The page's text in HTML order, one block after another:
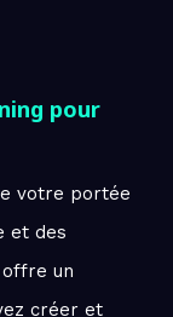
pour
votre portée
et des
un
créer et